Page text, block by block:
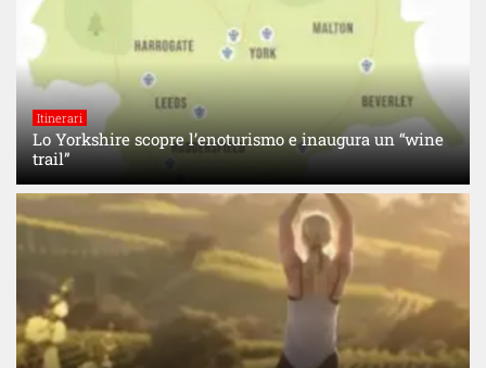
Itinerari
Lo Yorkshire scopre l’enoturismo e inaugura un “wine
trail”